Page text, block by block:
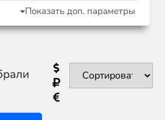
Показать доп. параметры